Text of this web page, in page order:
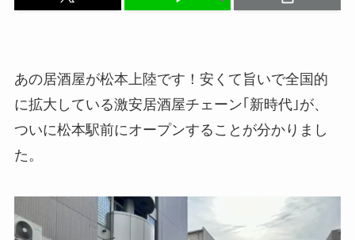
あの居酒屋が松本上陸です！安くて旨いで全国的
に拡大している激安居酒屋チェーン｢新時代｣が、
ついに松本駅前にオープンすることが分かりまし
た。